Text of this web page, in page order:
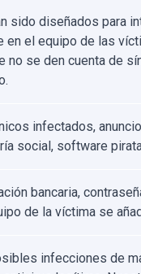
sido diseñados para
en el equipo de las
no se den cuenta de
infectados,
social, software
bancaria,
de la víctima se
infecciones de